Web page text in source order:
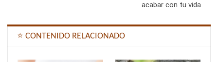
acabar con tu vida
⭐ CONTENIDO RELACIONADO